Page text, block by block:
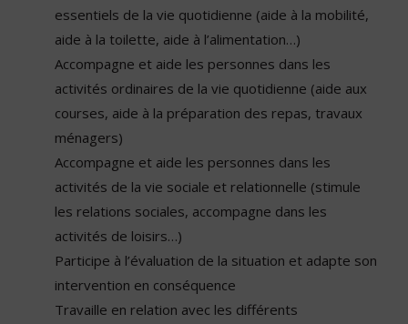
essentiels de la vie quotidienne (aide à la mobilité,
aide à la toilette, aide à l’alimentation…)
Accompagne et aide les personnes dans les
activités ordinaires de la vie quotidienne (aide aux
courses, aide à la préparation des repas, travaux
ménagers)
Accompagne et aide les personnes dans les
activités de la vie sociale et relationnelle (stimule
les relations sociales, accompagne dans les
activités de loisirs…)
Participe à l’évaluation de la situation et adapte son
intervention en conséquence
Travaille en relation avec les différents